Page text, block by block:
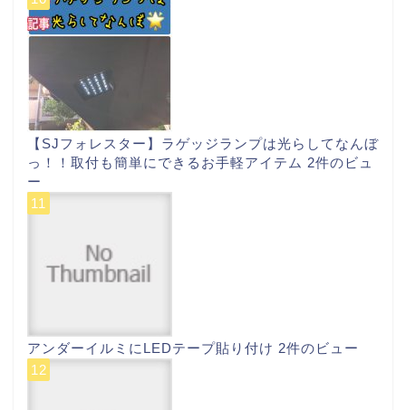
【SJフォレスター】ラゲッジランプは光らしてなんぼ
っ！！取付も簡単にできるお手軽アイテム 2件のビュ
ー
アンダーイルミにLEDテープ貼り付け 2件のビュー